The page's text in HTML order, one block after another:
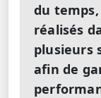
du temps,
réalisés
plusieurs
afin de